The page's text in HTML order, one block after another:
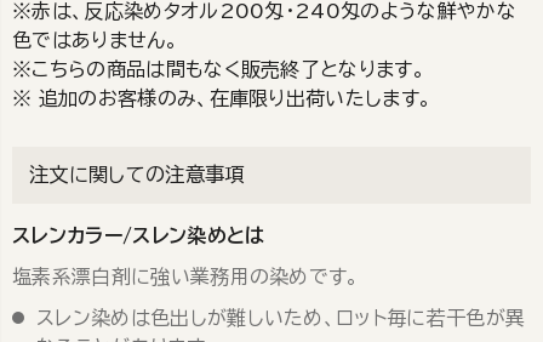
※赤は、反応染めタオル200匁・240匁のような鮮やかな
色ではありません。
※こちらの商品は間もなく販売終了となります。
※ 追加のお客様のみ、在庫限り出荷いたします。
注文に関しての注意事項
スレンカラー/スレン染めとは
塩素系漂白剤に強い業務用の染めです。
スレン染めは色出しが難しいため、ロット毎に若干色が異